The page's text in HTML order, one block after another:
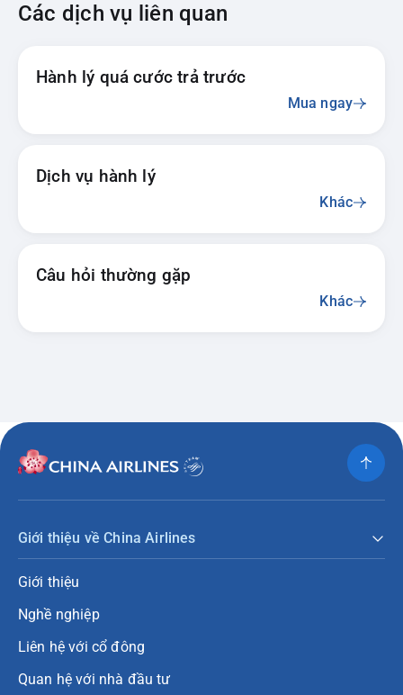
Các dịch vụ liên quan
Hành lý quá cước trả trước
Mua ngay
Dịch vụ hành lý
Khác
Câu hỏi thường gặp
Khác
Giới thiệu về China Airlines
Giới thiệu
Nghề nghiệp
Liên hệ với cổ đông
Quan hệ với nhà đầu tư